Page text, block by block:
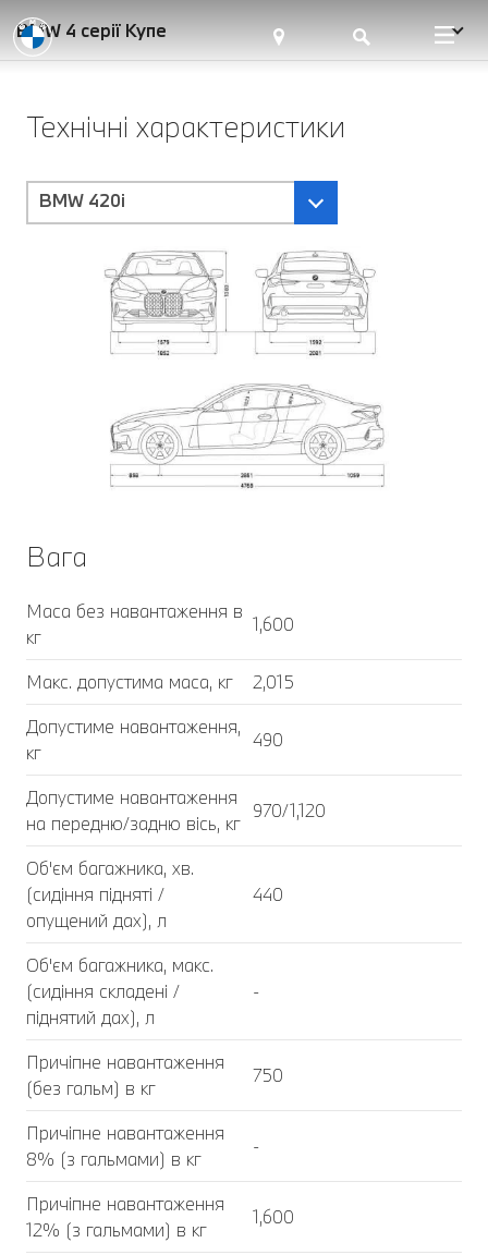
BMW 4 серії Купе
Технічні характеристики
BMW 420i
Вага
Маса без навантаження в
кг
1,600
Макс. допустима маса, кг
2,015
Допустиме навантаження,
кг
490
Допустиме навантаження
на передню/задню вісь, кг
970/1,120
Об'єм багажника, хв.
(сидіння підняті /
опущений дах), л
440
Об'єм багажника, макс.
(сидіння складені /
піднятий дах), л
-
Причіпне навантаження
(без гальм) в кг
750
Причіпне навантаження
8% (з гальмами) в кг
-
Причіпне навантаження
12% (з гальмами) в кг
1,600